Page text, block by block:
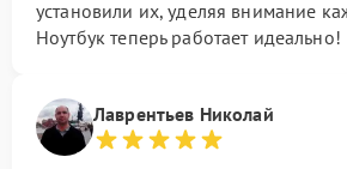
установили их, уделяя внимание
Ноутбук теперь работает идеально!
Лаврентьев Николай